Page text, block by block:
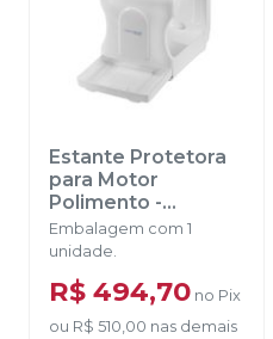
Estante Protetora
para Motor
Polimento -
ESSENCE DENTAL
Embalagem com 1
unidade.
R$ 494,70 no Pix
ou R$ 510,00 nas demais